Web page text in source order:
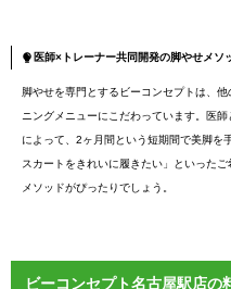
医師×トレーナー共同開発の脚やせメソ
脚やせを専門とするビーコンセプトは、
ニングメニューにこだわっています。医
によって、2ヶ月間という短期間で美脚を
スカートをきれいに履きたい」といった
メソッドがぴったりでしょう。
ビーコンセプト名古屋駅店の